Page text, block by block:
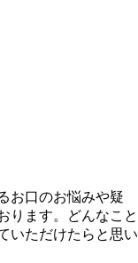
お口のお悩みや疑
ります。どんなこと
いただけたらと思い